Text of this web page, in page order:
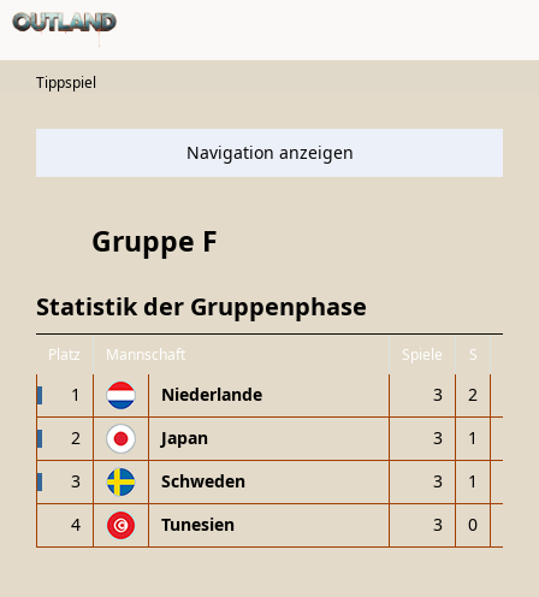
Tippspiel
Gruppe F
Statistik der Gruppenphase
Platz Mannschaft Spiele S
1 Niederlande 3 2
2
Japan 3 1
3
Schweden 3 1
4
Tunesien 3 0